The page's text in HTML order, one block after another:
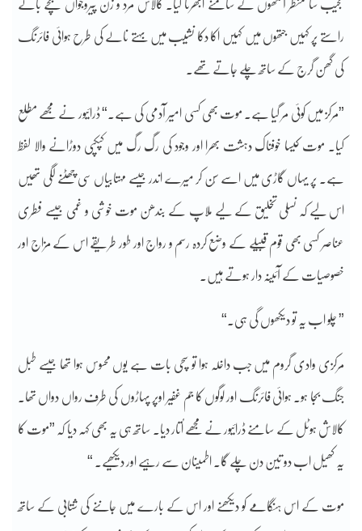
عجیب سا منظر آنکھوں کے سامنے اُبھرتا گیا۔ کالاش مرد و زن پیروجواں بچے بالے
راستے پر کہیں جتھوں میں کہیں اکا دکا نشیب میں بہتے نالے کی طرح ہوائی فائرنگ
کی گھن گرج کے ساتھ چلے جاتے تھے۔
”مرکز میں کوئی مر گیا ہے۔ موت بھی کسی امیر آدمی کی ہے۔“ ڈرائیور نے مجھے مطلع
کیا۔ موت کیسا خوفناک دہشت بھرا اور وجود کی رگ رگ میں کپکپی دوڑانے والا لفظ
ہے۔ پر یہاں گاڑی میں اسے سُن کر میرے اندر جیسے مہتابیاں سی چھٹنے لگی تھیں
اس لیے کہ نسلی تخلیق کے لیے ملاپ کے بندھن موت خوشی و غمی جیسے فطری
عناصر کسی بھی قوم قبیلے کے وضع کردہ رسم و رواج اور طور طریقے اس کے مزاج اور
خصوصیات کے آئینہ دار ہوتے ہیں۔
” چلو اب یہ تو دیکھوں گی ہی۔“
مرکزی وادی گروم میں جب داخلہ ہوا تو سچی بات ہے یوں محسوس ہوا تھا جیسے طبل
جنگ بجا ہو۔ ہوائی فائرنگ اور لوگوں کا جم غفیر اوپر پہاڑوں کی طرف رواں دواں تھا۔
کالاش ہوٹل کے سامنے ڈرائیور نے مجھے اُتار دیا۔ ساتھ ہی یہ بھی کہہ دیا کہ ”موت کا
یہ کھیل اب دو تین دن چلے گا۔ اطمینان سے رہیے اور دیکھیے۔ “
موت کے اس ہنگامے کو دیکھنے اور اس کے بارے میں جاننے کی شتابی کے ساتھ